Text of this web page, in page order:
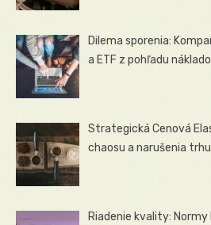
Dilema sporenia:
a ETF z pohľadu
Strategická Cenová
chaosu a narušenia trhu
Riadenie kvality: Normy